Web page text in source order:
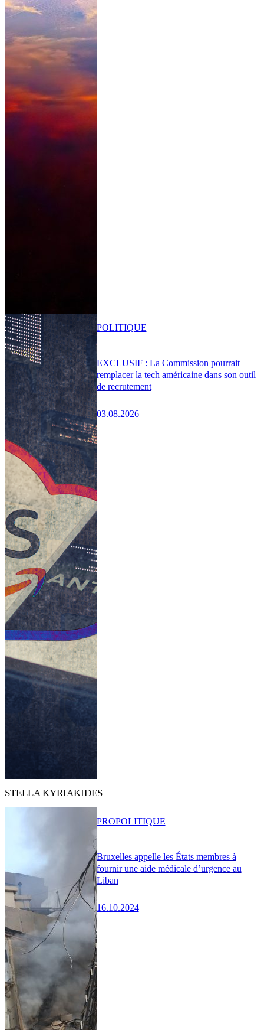
EXCLUSIF : La Commission pourrait
remplacer la tech américaine dans son outil
de recrutement
03.08.2026
POLITIQUE
STELLA KYRIAKIDES
Bruxelles appelle les États membres à
fournir une aide médicale d’urgence au
Liban
16.10.2024
PROPOLITIQUE